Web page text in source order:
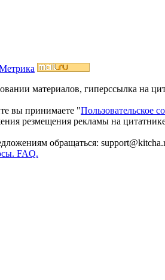
материалов, гиперссылка на
вы принимаете "Пользовательское
резмещения рекламы на
обращаться:
FAQ.